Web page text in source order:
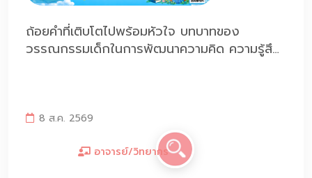
ถ้อยคำที่เติบโตไปพร้อมหัวใจ บทบาทของ
วรรณกรรมเด็กในการพัฒนาความคิด ความรู้สึก
8 ส.ค. 2569
อาจารย์/วิทยากร